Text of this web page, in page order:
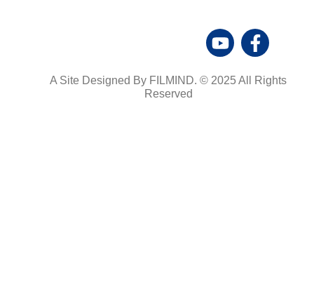
A Site Designed By FILMIND. © 2025 All Rights
Reserved